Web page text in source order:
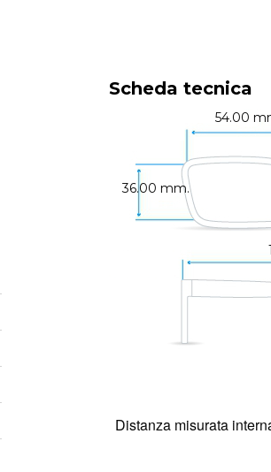
Scheda tecnica
54.00
36.00 mm.
Distanza misurata